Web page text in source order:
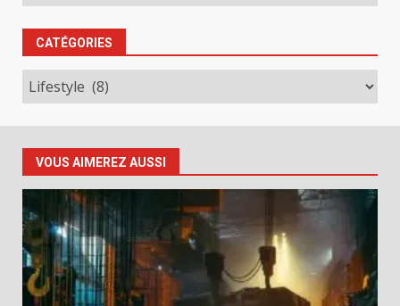
CATÉGORIES
Catégories
VOUS AIMEREZ AUSSI